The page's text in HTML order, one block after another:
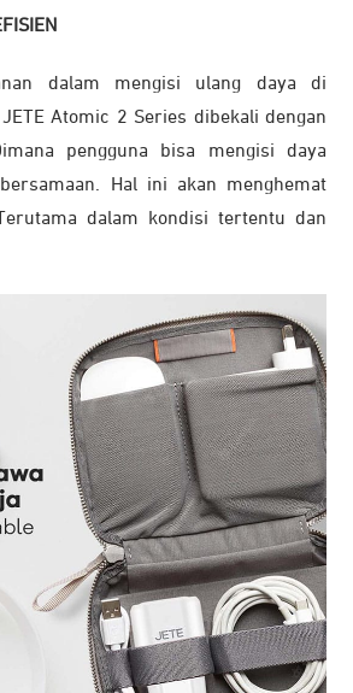
dalam mengisi ulang daya di
Atomic 2 Series dibekali dengan
pengguna bisa mengisi daya
Hal ini akan menghemat
dalam kondisi tertentu dan